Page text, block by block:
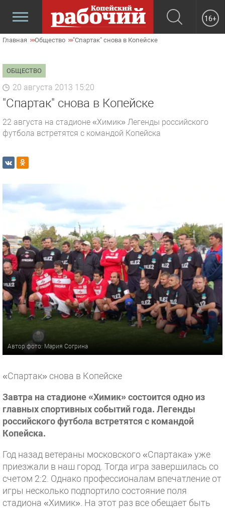
16+
Главная Общество "Спартак" снова в Копейске
ОБЩЕСТВО
20 августа 2013 15:20
"Спартак" снова в Копейске
22 августа на стадионе «Химик» Легенды российского
футбола встретятся с командой Копейска
Автор фото: Мария Согрина
«Спартак» снова в Копейске
Завтра на стадионе «Химик» состоится одно из
главных спортивных событий года. Легенды
российского футбола встретятся с командой
Копейска.
Год назад ветераны московского «Спартака» уже
приезжали в наш город. Тогда игра завершилась со
счетом 2:2. Однако профессионалам впечатление от
игры несколько подпортило состояние поля
стадиона «Химик». На этот раз все обещает быть